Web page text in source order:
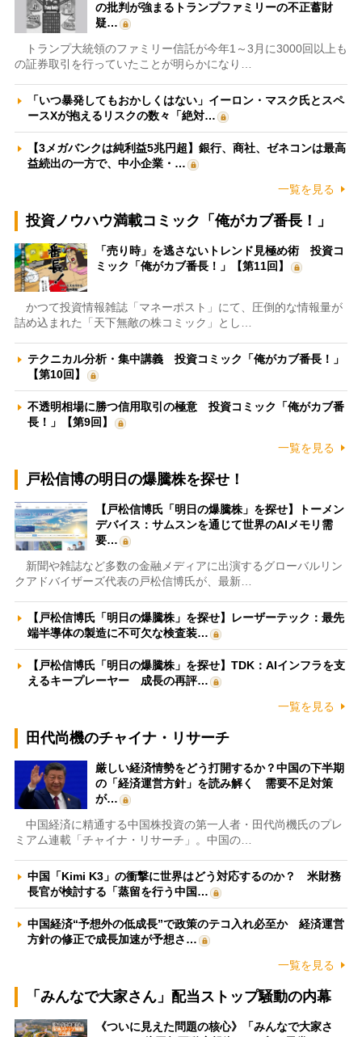
の批判が強まるトランプファミリーの不正蓄財
疑…
トランプ大統領のファミリー信託が今年1～3月に3000回以上も
の証券取引を行っていたことが明らかになり…
「いつ暴発してもおかしくはない」イーロン・マスク氏とスペ
ースXが抱えるリスクの数々「絶対…
【3メガバンクは純利益5兆円超】銀行、商社、ゼネコンは最高
益続出の一方で、中小企業・…
一覧を見る
投資ノウハウ満載コミック「俺がカブ番長！」
「売り時」を逃さないトレンド見極め術 投資コ
ミック「俺がカブ番長！」【第11回】
かつて投資情報雑誌「マネーポスト」にて、圧倒的な情報量が
詰め込まれた「天下無敵の株コミック」とし…
テクニカル分析・集中講義 投資コミック「俺がカブ番長！」
【第10回】
不透明相場に勝つ信用取引の極意 投資コミック「俺がカブ番
長！」【第9回】
一覧を見る
戸松信博の明日の爆騰株を探せ！
【戸松信博氏「明日の爆騰株」を探せ】トーメン
デバイス：サムスンを通じて世界のAIメモリ需
要…
新聞や雑誌など多数の金融メディアに出演するグローバルリン
クアドバイザーズ代表の戸松信博氏が、最新…
【戸松信博氏「明日の爆騰株」を探せ】レーザーテック：最先
端半導体の製造に不可欠な検査装…
【戸松信博氏「明日の爆騰株」を探せ】TDK：AIインフラを支
えるキープレーヤー 成長の再評…
一覧を見る
田代尚機のチャイナ・リサーチ
厳しい経済情勢をどう打開するか？中国の下半期
の「経済運営方針」を読み解く 需要不足対策
が…
中国経済に精通する中国株投資の第一人者・田代尚機氏のプレ
ミアム連載「チャイナ・リサーチ」。中国の…
中国「Kimi K3」の衝撃に世界はどう対応するのか？ 米財務
長官が検討する「蒸留を行う中国…
中国経済“予想外の低成長”で政策のテコ入れ必至か 経済運営
方針の修正で成長加速が予想さ…
一覧を見る
「みんなで大家さん」配当ストップ騒動の内幕
《ついに見えた問題の核心》「みんなで大家さ